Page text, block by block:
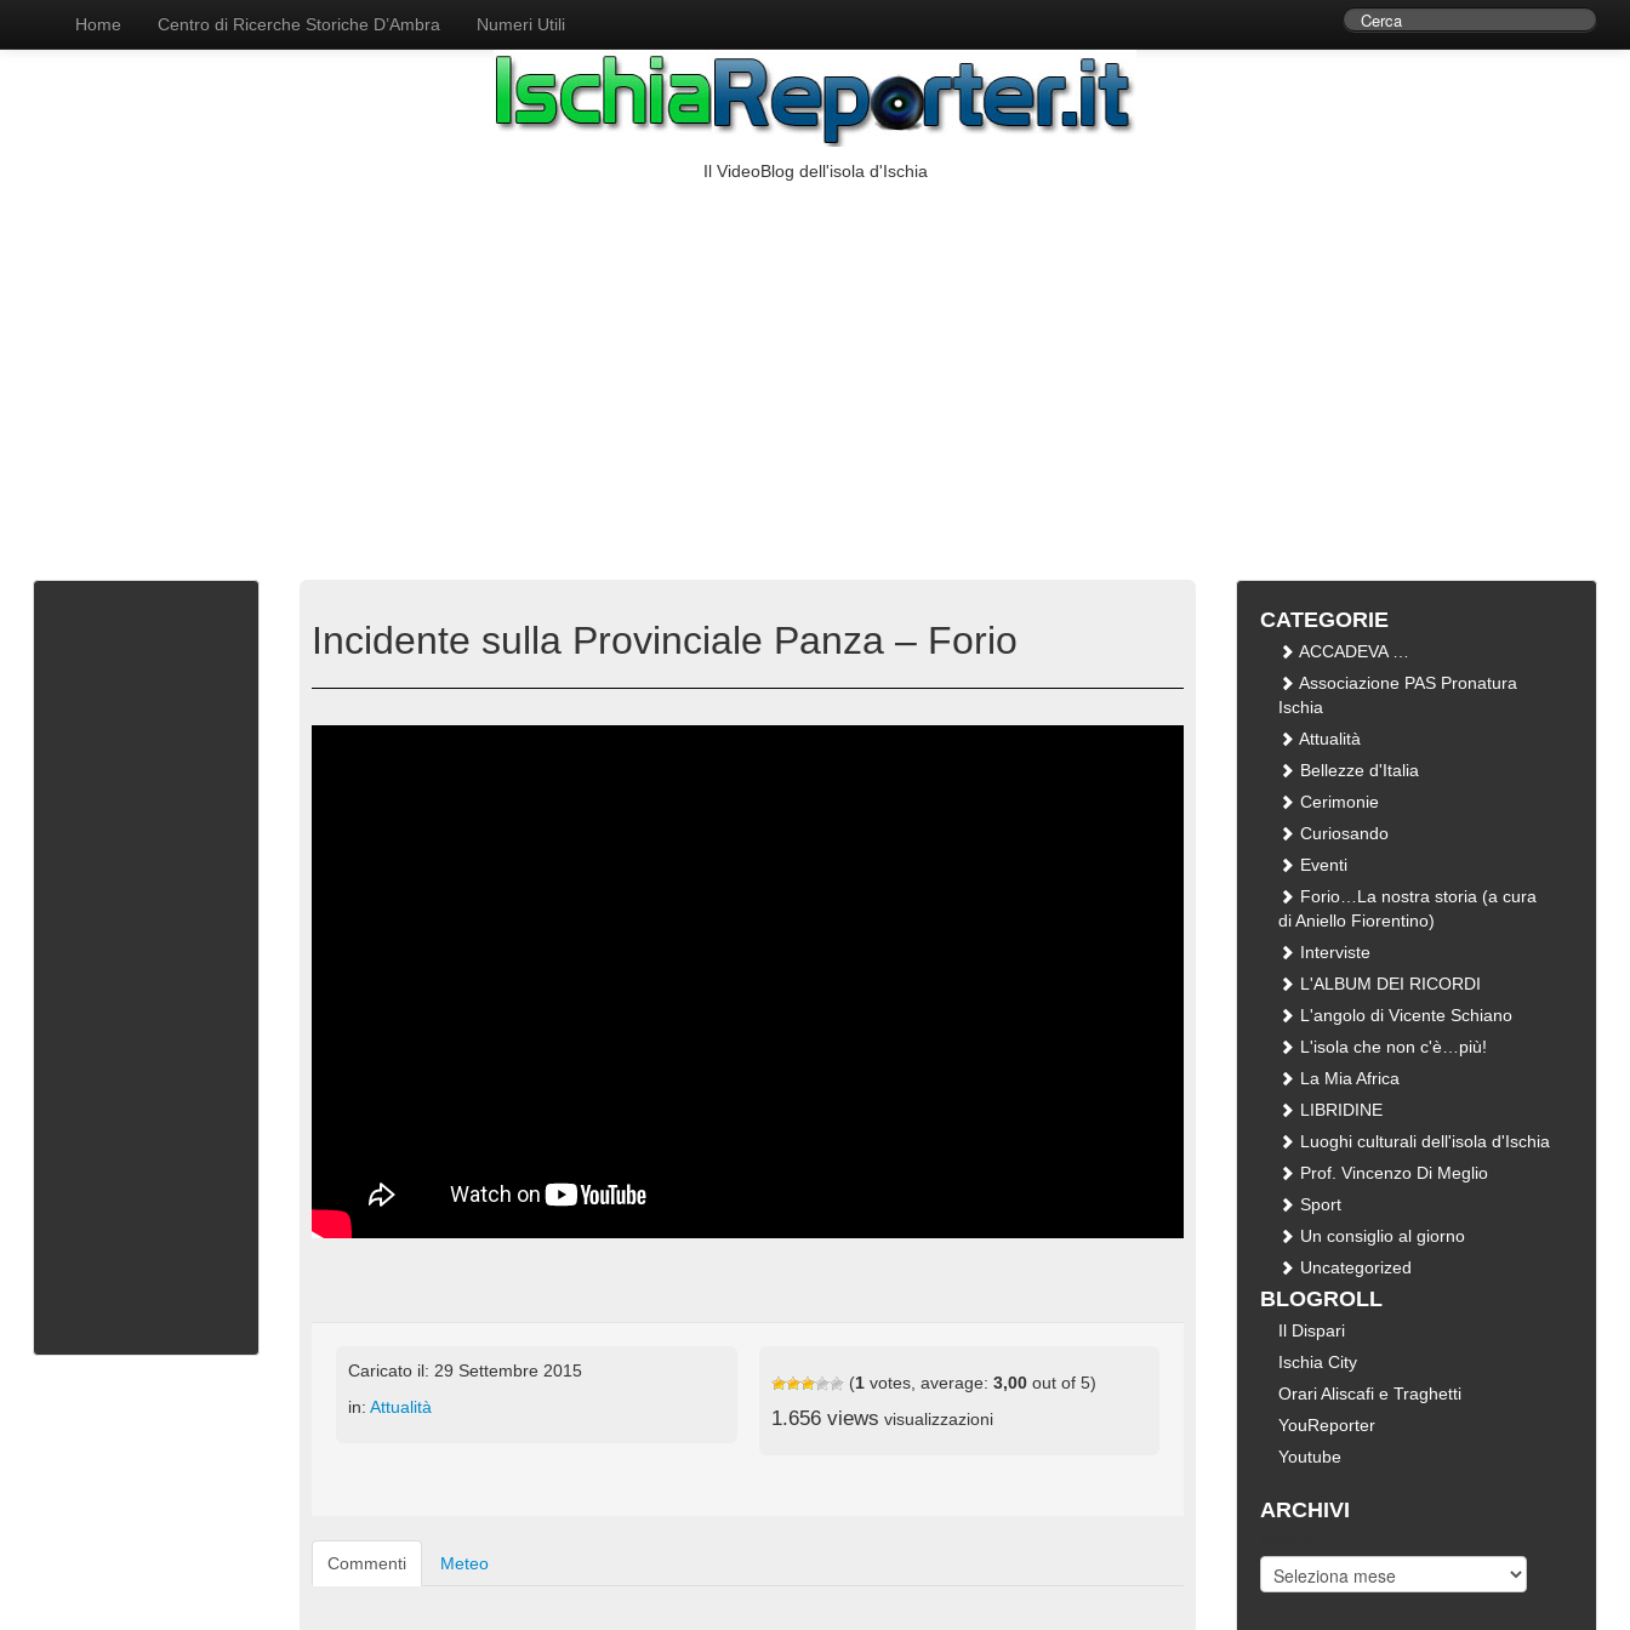
Home Centro di Ricerche Storiche D’Ambra Numeri Utili
Il VideoBlog dell'isola d'Ischia
Incidente sulla Provinciale Panza – Forio
Caricato il: 29 Settembre 2015
in:Attualità
(1votes, average: 3,00out of 5)
1.656 views visualizzazioni
Commenti Meteo
CATEGORIE
ACCADEVA …
Associazione PAS Pronatura
Ischia
Attualità
Bellezze d'Italia
Cerimonie
Curiosando
Eventi
Forio…La nostra storia (a cura
di Aniello Fiorentino)
Interviste
L'ALBUM DEI RICORDI
L'angolo di Vicente Schiano
L'isola che non c'è…più!
La Mia Africa
LIBRIDINE
Luoghi culturali dell'isola d'Ischia
Prof. Vincenzo Di Meglio
Sport
Un consiglio al giorno
Uncategorized
BLOGROLL
Il Dispari
Ischia City
Orari Aliscafi e Traghetti
YouReporter
Youtube
ARCHIVI